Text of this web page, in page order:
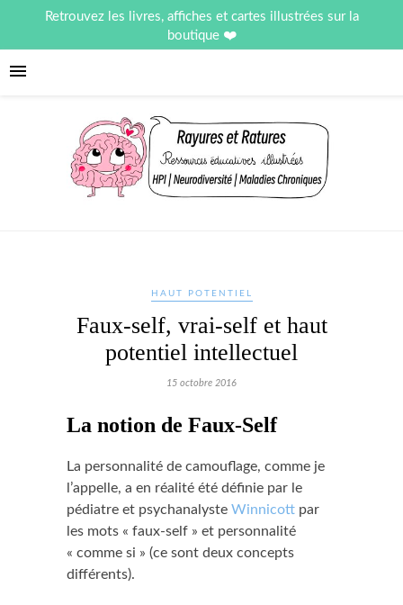
Retrouvez les livres, affiches et cartes illustrées sur la
boutique
HAUT POTENTIEL
Faux-self, vrai-self et haut
potentiel intellectuel
15 octobre 2016
La notion de Faux-Self
La personnalité de camouflage, comme je
l’appelle, a en réalité été définie par le
pédiatre et psychanalyste Winnicott par
les mots « faux-self » et personnalité
« comme si » (ce sont deux concepts
différents).